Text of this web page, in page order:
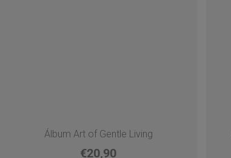
Álbum Art of Gentle Living
€20,90